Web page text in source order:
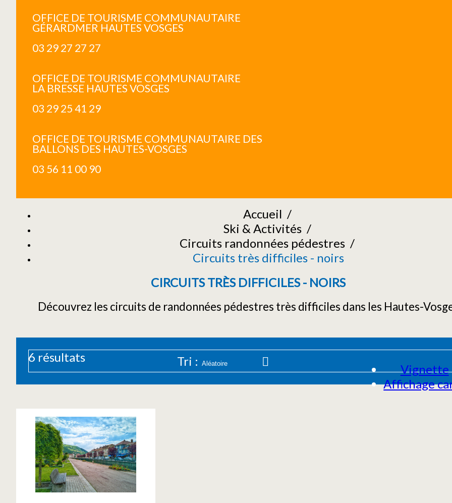
OFFICE DE TOURISME COMMUNAUTAIRE
GÉRARDMER HAUTES VOSGES
03 29 27 27 27
OFFICE DE TOURISME COMMUNAUTAIRE
LA BRESSE HAUTES VOSGES
03 29 25 41 29
OFFICE DE TOURISME COMMUNAUTAIRE DES
BALLONS DES HAUTES-VOSGES
03 56 11 00 90
Accueil /
Ski & Activités /
Circuits randonnées pédestres /
Circuits très difficiles - noirs
CIRCUITS TRÈS DIFFICILES - NOIRS
Découvrez les circuits de randonnées pédestres très difficiles dans les Hautes-
Vignette
Affichage
6 résultats Tri :